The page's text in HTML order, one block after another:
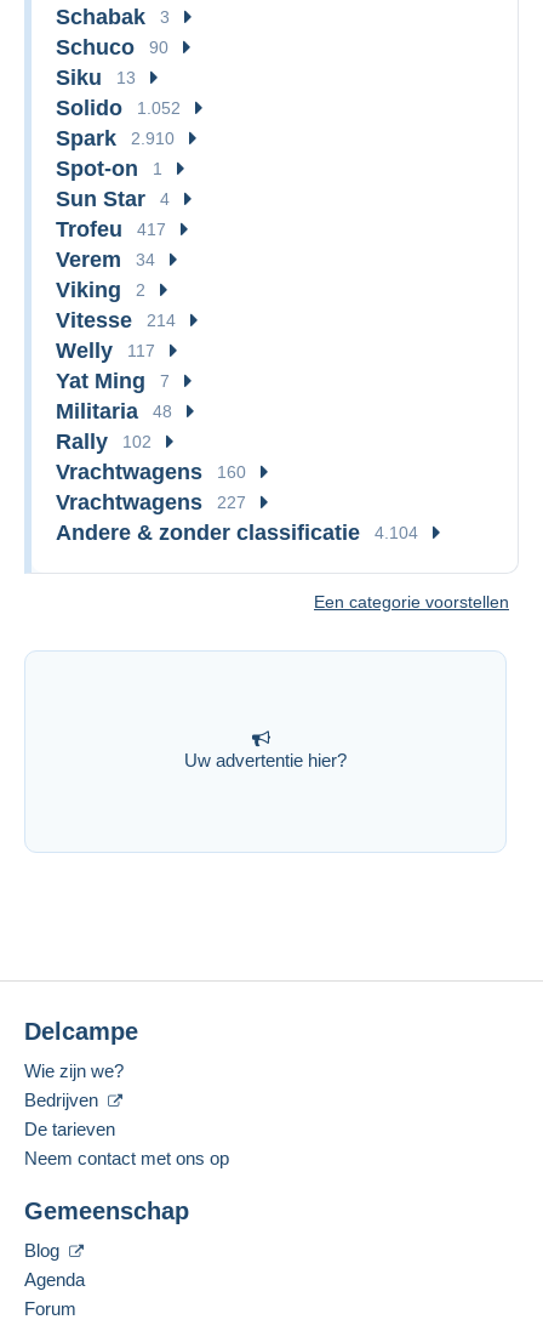
Uw advertentie hier?
Schabak 3
Schuco 90
Siku 13
Solido 1.052
Spark 2.910
Spot-on 1
Sun Star 4
Trofeu 417
Verem 34
Viking 2
Vitesse 214
Welly 117
Yat Ming 7
Militaria 48
Rally 102
Vrachtwagens 160
Vrachtwagens 227
Andere & zonder classificatie 4.104
Een categorie voorstellen
Delcampe
Wie zijn we?
Bedrijven
De tarieven
Neem contact met ons op
Gemeenschap
Blog
Agenda
Forum